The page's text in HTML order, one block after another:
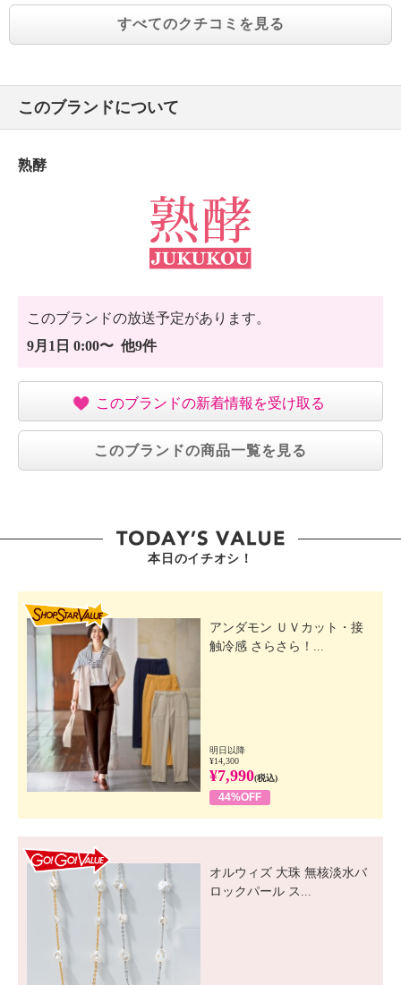
すべてのクチコミを見る
このブランドについて
熟酵
このブランドの放送予定があります。
9月1日 0:00〜 他9件
このブランドの新着情報を受け取る
このブランドの商品一覧を見る
本日のイチオシ！
アンダモン ＵＶカット・接
触冷感 さらさら！...
明日以降
¥14,300
¥7,990(税込)
44%OFF
オルウィズ 大珠 無核淡水バ
ロックパール ス...